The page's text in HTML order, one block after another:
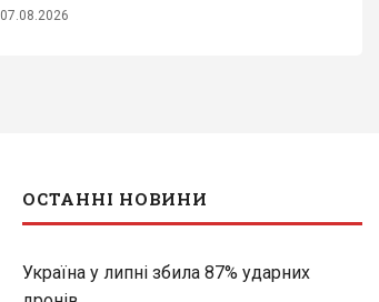
07.08.2026
ОСТАННІ НОВИНИ
Україна у липні збила 87% ударних